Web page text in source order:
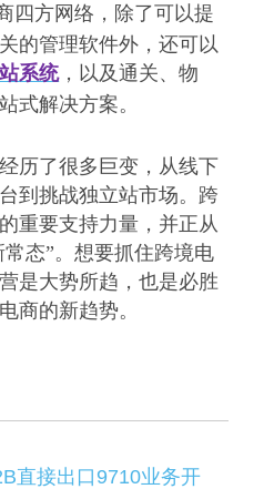
四方网络，除了可以提
的管理软件外，还可以
系统，以及通关、物
式解决方案。
经历了很多巨变，从线下
到挑战独立站市场。跨
重要支持力量，并正从
常态”。想要抓住跨境电
是大势所趋 ，也是必胜
商的新趋势。
直接出口9710业务开